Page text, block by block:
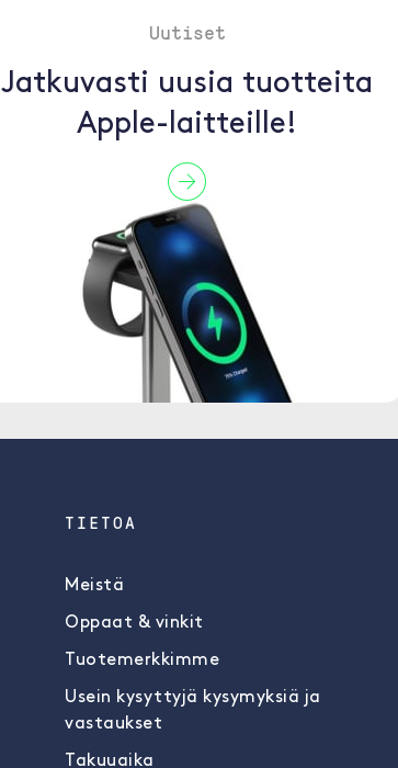
Uutiset
Jatkuvasti uusia tuotteita
Apple-laitteille!
TIETOA
Meistä
Oppaat & vinkit
Tuotemerkkimme
Usein kysyttyjä kysymyksiä ja
vastaukset
Takuuaika